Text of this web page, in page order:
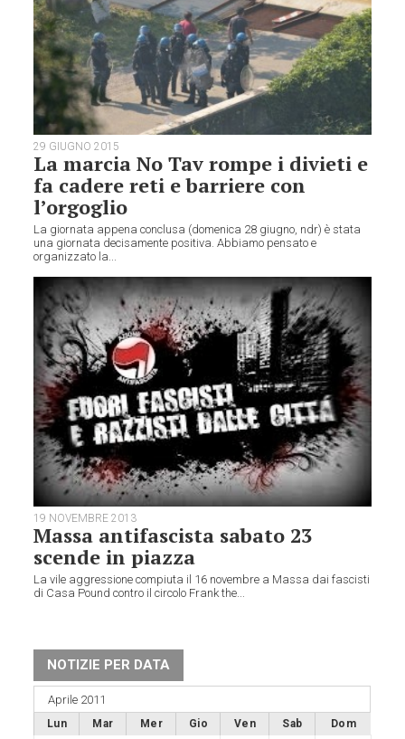
29 GIUGNO 2015
La marcia No Tav rompe i divieti e
fa cadere reti e barriere con
l’orgoglio
La giornata appena conclusa (domenica 28 giugno, ndr) è stata
una giornata decisamente positiva. Abbiamo pensato e
organizzato la...
19 NOVEMBRE 2013
Massa antifascista sabato 23
scende in piazza
La vile aggressione compiuta il 16 novembre a Massa dai fascisti
di Casa Pound contro il circolo Frank the...
NOTIZIE PER DATA
Aprile 2011
Lun Mar Mer Gio Ven Sab Dom